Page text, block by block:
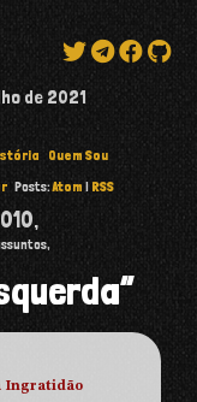
de 2021
Quem Sou
Posts:Atom | RSS
,
Ingratidão